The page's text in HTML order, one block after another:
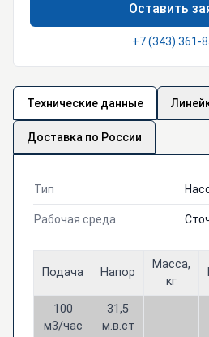
Оставить
+7 (343) 361-
Технические данные
Доставка по России
Тип
Рабочая среда
Подача Напор
Масса,
кг
100
м3/час
31,5
м.в.ст